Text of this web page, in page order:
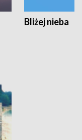
Bliżej nieba